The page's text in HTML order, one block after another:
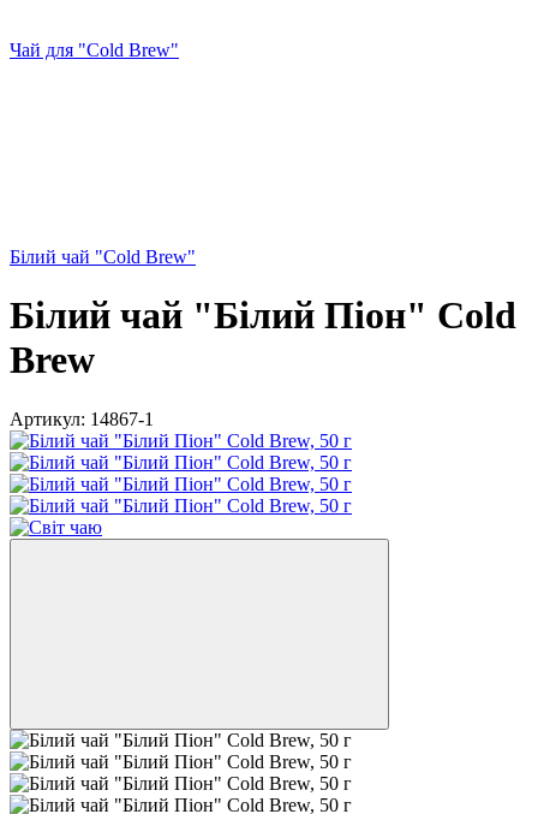
Чай для "Cold Brew"
Білий чай "Cold Brew"
Білий чай "Білий Піон" Cold
Brew
Артикул: 14867-1